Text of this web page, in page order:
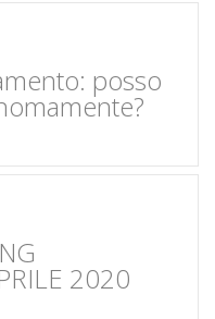
posso
2020